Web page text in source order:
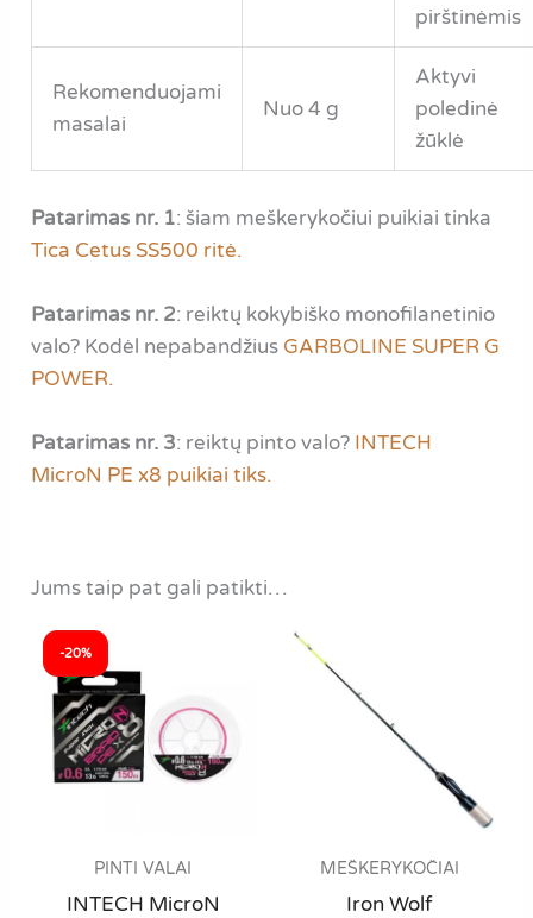
pirštinėmis
Rekomenduojami
masalai
Nuo 4 g
Aktyvi
poledinė
žūklė
Patarimas nr. 1: šiam meškerykočiui puikiai tinka
Tica Cetus SS500 ritė.
Patarimas nr. 2: reiktų kokybiško monofilanetinio
valo? Kodėl nepabandžius GARBOLINE SUPER G
POWER.
Patarimas nr. 3: reiktų pinto valo? INTECH
MicroN PE x8 puikiai tiks.
Jums taip pat gali patikti…
-20%
PINTI VALAI
INTECH MicroN
MEŠKERYKOČIAI
Iron Wolf